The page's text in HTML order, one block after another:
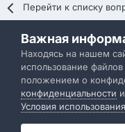
Перейти к списку
Политика
Важная
Находясь на нашем
использование
положением о
конфиденциальности
Условия использования